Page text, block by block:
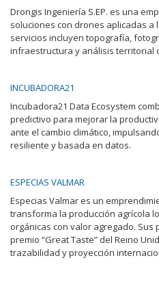
Drongis Ingeniería S.EP. es una
soluciones con drones aplicadas a
servicios incluyen topografía,
infraestructura y análisis territorial
INCUBADORA21
Incubadora21 Data Ecosystem
predictivo para mejorar la
ante el cambio climático,
resiliente y basada en datos.
ESPECIAS VALMAR
Especias Valmar es un
transforma la producción agrícola
orgánicas con valor agregado.
premio “Great Taste” del Reino
trazabilidad y proyección